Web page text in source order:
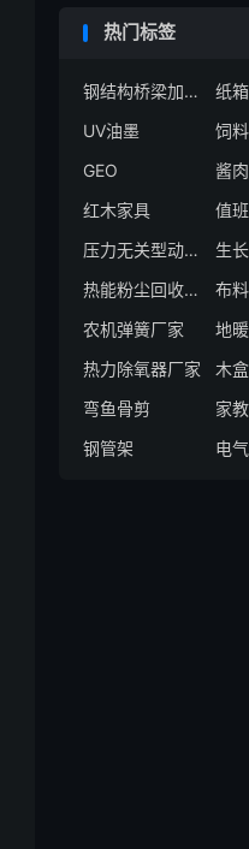
热门标签
钢结构桥梁加工厂家 纸
UV油墨
饲
GEO
酱
红木家具
值
压力无关型动力模块企业
生
热能粉尘回收厂家
布
农机弹簧厂家
地暖
热力除氧器厂家
木
弯鱼骨剪
家教
钢管架
电